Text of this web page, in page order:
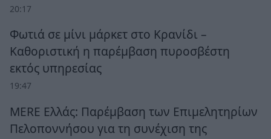
20:17
Φωτιά σε μίνι μάρκετ στο Κρανίδι –
Καθοριστική η παρέμβαση πυροσβέστη
εκτός υπηρεσίας
19:47
MERE Ελλάς: Παρέμβαση των Επιμελητηρίων
Πελοποννήσου για τη συνέχιση της